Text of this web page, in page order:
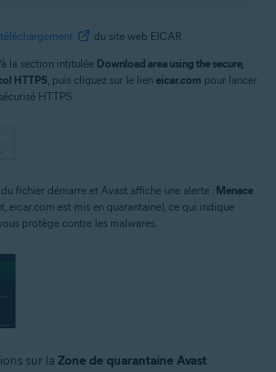
du site web EICAR.
la section intitulée Download area using the secure,
HTTPS , puis cliquez sur le lien eicar.com pour lancer
HTTPS.
fichier démarre et Avast affiche une alerte : Menace
eicar.com est mis en quarantaine), ce qui indique
protège contre les malwares.
sur la Zone de quarantaine Avast